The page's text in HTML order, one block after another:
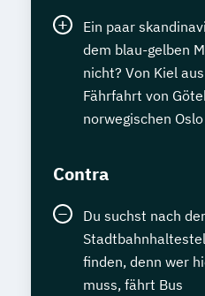
Ein paar
dem blau-gelben
nicht? Von Kiel
Fährfahrt von
norwegischen
Contra
Du suchst nach der
finden, denn wer
muss, fährt Bus